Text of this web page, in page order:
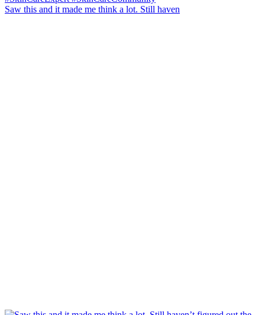
Saw this and it made me think a lot. Still haven